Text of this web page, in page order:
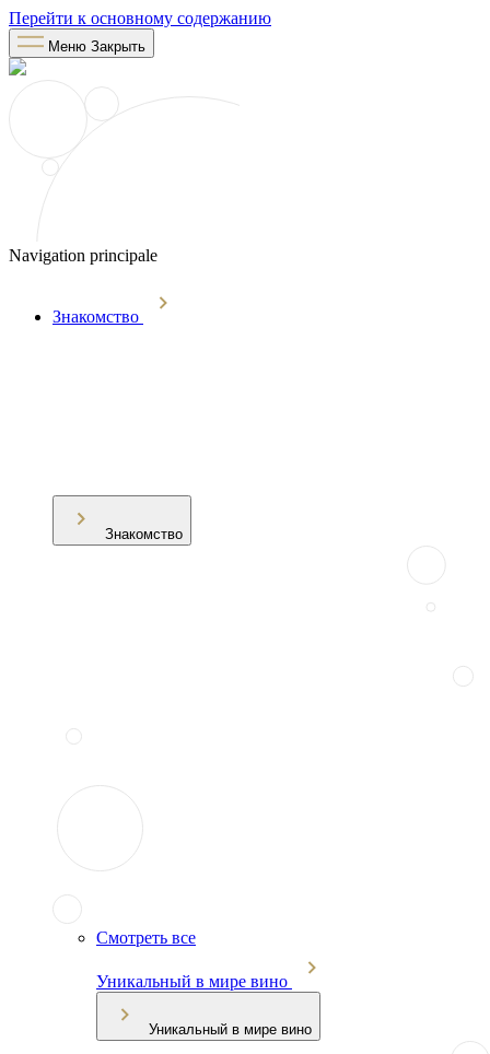
Перейти к основному содержанию
Меню Закрыть
Navigation principale
Знакомство
Знакомство
Смотреть все
Уникальный в мире вино
Уникальный в мире вино